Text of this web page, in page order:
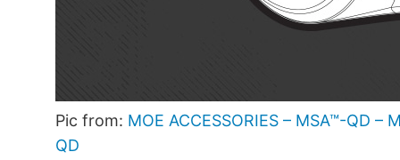
Pic from: MOE ACCESSORIES – MSA™-QD –
QD